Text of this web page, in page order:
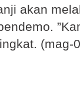
akan
(mag-